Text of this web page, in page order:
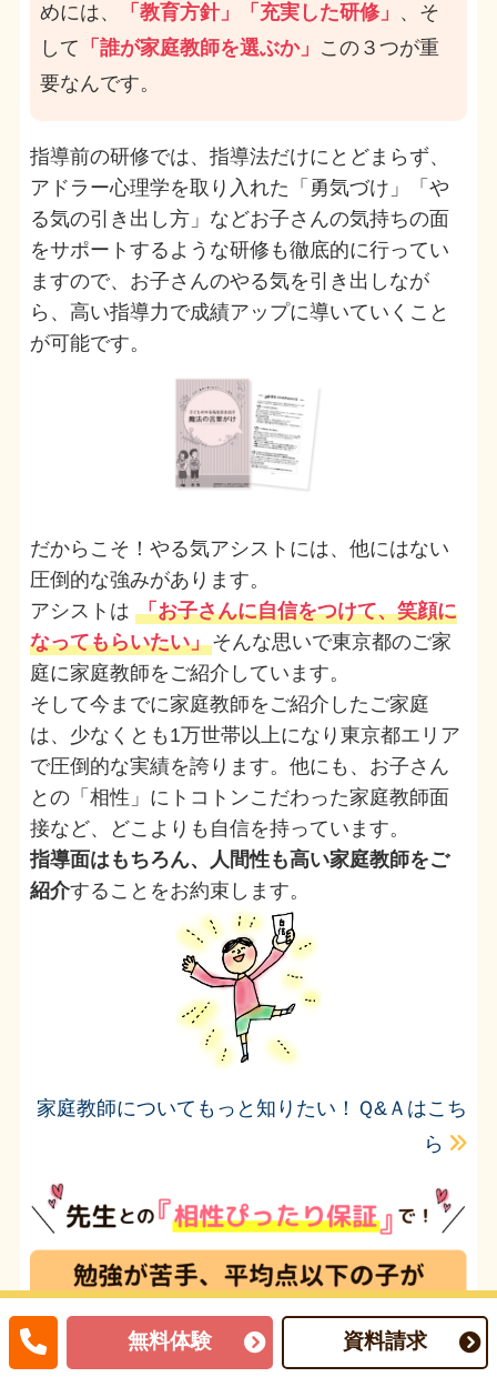
めには、
「教育方針」「充実した研修」 、そ
して 「誰が家庭教師を選ぶか」 この３つが重
要なんです。
指導前の研修では、指導法だけにとどまらず、
アドラー心理学を取り入れた「勇気づけ」「や
る気の引き出し方」などお子さんの気持ちの面
をサポートするような研修も徹底的に行ってい
ますので、お子さんのやる気を引き出しなが
ら、高い指導力で成績アップに導いていくこと
が可能です。
だからこそ！やる気アシストには、他にはない
圧倒的な強みがあります。
アシストは 「お子さんに自信をつけて、笑顔に
なってもらいたい」そんな思いで東京都のご家
庭に家庭教師をご紹介しています。
そして今までに家庭教師をご紹介したご家庭
は、少なくとも1万世帯以上になり東京都エリア
で圧倒的な実績を誇ります。他にも、お子さん
との「相性」にトコトンこだわった家庭教師面
接など、どこよりも自信を持っています。
指導面はもちろん、人間性も高い家庭教師をご
紹介することをお約束します。
家庭教師についてもっと知りたい！Ｑ&Ａはこち
ら
無料体験 資料請求